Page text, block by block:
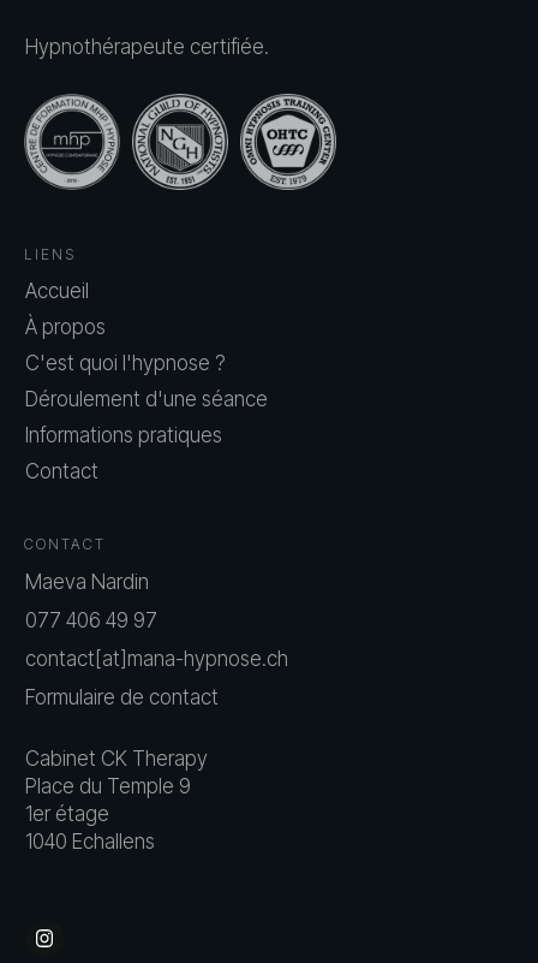
Hypnothérapeute certifiée.
LIENS
Accueil
À propos
C'est quoi l'hypnose ?
Déroulement d'une séance
Informations pratiques
Contact
CONTACT
Maeva Nardin
077 406 49 97
contact[at]mana-hypnose.ch
Formulaire de contact
Cabinet CK Therapy
Place du Temple 9
1er étage
1040 Echallens